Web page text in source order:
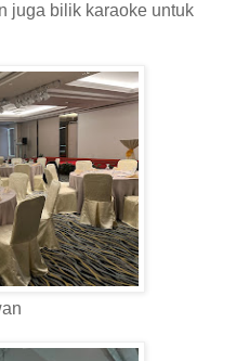
juga bilik karaoke untuk